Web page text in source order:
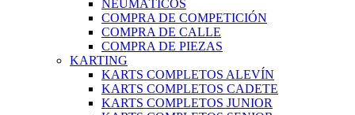
NEUMÁTICOS
COMPRA DE COMPETICIÓN
COMPRA DE CALLE
COMPRA DE PIEZAS
KARTING
KARTS COMPLETOS ALEVÍN
KARTS COMPLETOS CADETE
KARTS COMPLETOS JUNIOR